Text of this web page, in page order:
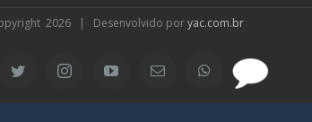
2026 | Desenvolvido poryac.com.br
Twitter InstagramYouTubeEmail WhatsApp
SAC